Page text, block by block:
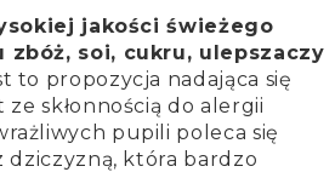
jakości świeżego
zbóż, soi, cukru, ulepszaczy
to propozycja nadająca się
skłonnością do alergii
pupili poleca się
dziczyzną, która bardzo